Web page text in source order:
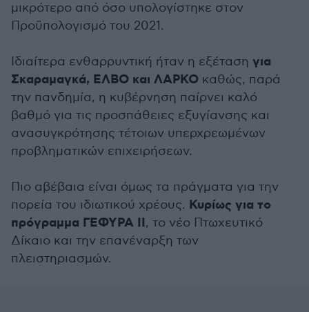
μικρότερο από όσο υπολογίστηκε στον
Προϋπολογισμό του 2021.
Ιδιαίτερα ενθαρρυντική ήταν η εξέταση για
Σκαραμαγκά, ΕΛΒΟ και ΛΑΡΚΟ καθώς, παρά
την πανδημία, η κυβέρνηση παίρνει καλό
βαθμό για τις προσπάθειες εξυγίανσης και
ανασυγκρότησης τέτοιων υπερχρεωμένων
προβληματικών επιχειρήσεων.
Πιο αβέβαια είναι όμως τα πράγματα για την
πορεία του ιδιωτικού χρέους. Κυρίως για το
πρόγραμμα ΓΕΦΥΡΑ ΙΙ, το νέο Πτωχευτικό
Δίκαιο και την επανέναρξη των
πλειστηριασμών.